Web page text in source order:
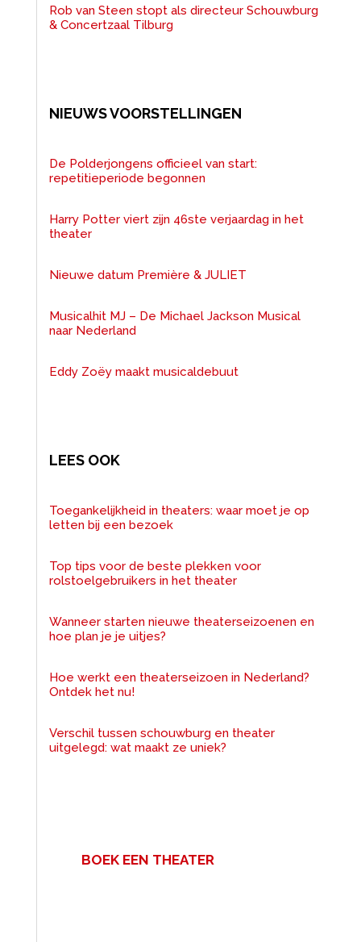
Rob van Steen stopt als directeur Schouwburg
& Concertzaal Tilburg
NIEUWS VOORSTELLINGEN
De Polderjongens officieel van start:
repetitieperiode begonnen
Harry Potter viert zijn 46ste verjaardag in het
theater
Nieuwe datum Première & JULIET
Musicalhit MJ – De Michael Jackson Musical
naar Nederland
Eddy Zoëy maakt musicaldebuut
LEES OOK
Toegankelijkheid in theaters: waar moet je op
letten bij een bezoek
Top tips voor de beste plekken voor
rolstoelgebruikers in het theater
Wanneer starten nieuwe theaterseizoenen en
hoe plan je je uitjes?
Hoe werkt een theaterseizoen in Nederland?
Ontdek het nu!
Verschil tussen schouwburg en theater
uitgelegd: wat maakt ze uniek?
BOEK EEN THEATER